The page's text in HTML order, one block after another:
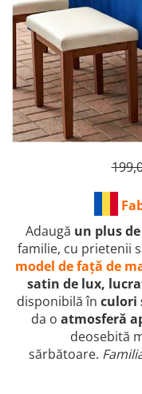
Adaugă un plus
familie, cu prietenii
model de față de
satin de lux,
disponibilă în culori
da o atmosferă
deosebită
sărbătoare.